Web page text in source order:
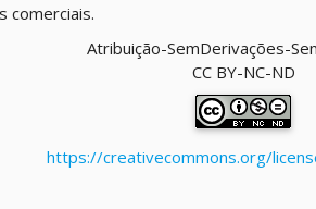
comerciais.
Atribuição-SemDerivações-
CC BY-NC-ND
https://creativecommons.org/
leia 10 nomes de alunos e, após ler
foram lidos.